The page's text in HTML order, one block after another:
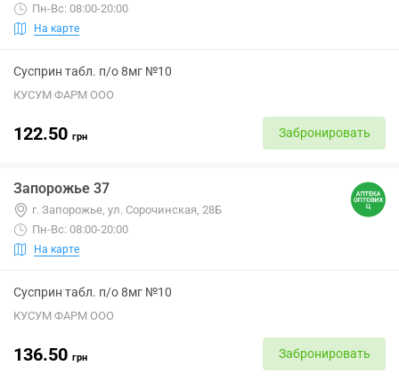
Пн-Вс: 08:00-20:00
На карте
Сусприн табл. п/о 8мг №10
КУСУМ ФАРМ ООО
122.50 грн Забронировать
Запорожье 37
г. Запорожье, ул. Сорочинская, 28Б
Пн-Вс: 08:00-20:00
На карте
Сусприн табл. п/о 8мг №10
КУСУМ ФАРМ ООО
136.50 грн Забронировать